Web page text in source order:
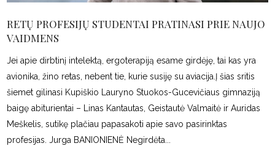
RETŲ PROFESIJŲ STUDENTAI PRATINASI PRIE NAUJO
VAIDMENS
Jei apie dirbtinį intelektą, ergoterapiją esame girdėję, tai kas yra
avionika, žino retas, nebent tie, kurie susiję su aviacija.Į šias sritis
šiemet gilinasi Kupiškio Lauryno Stuokos-Gucevičiaus gimnaziją
baigę abiturientai – Linas Kantautas, Geistautė Valmaitė ir Auridas
Meškelis, sutikę plačiau papasakoti apie savo pasirinktas
profesijas. Jurga BANIONIENĖ Negirdėta